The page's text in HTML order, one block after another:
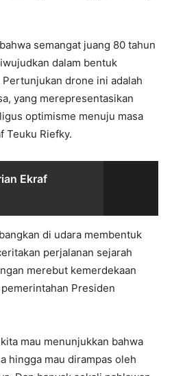
semangat juang 80 tahun
dalam bentuk
drone ini adalah
yang merepresentasikan
optimisme menuju masa
Teuku Riefky.
Ekraf
di udara membentuk
perjalanan sejarah
merebut kemerdekaan
Presiden
mau menunjukkan bahwa
hingga mau dirampas oleh